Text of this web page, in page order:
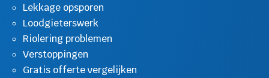
Lekkage opsporen
Loodgieterswerk
Riolering problemen
Verstoppingen
Gratis offerte vergelijken